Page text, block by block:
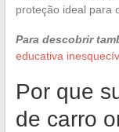
proteção ideal para
Para descobrir
educativa
Por que
de carro